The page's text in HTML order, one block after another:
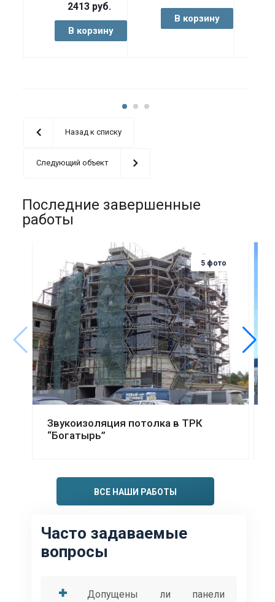
2413 руб.
В корзину
В корзину
Назад к списку
Следующий объект
Последние завершенные
работы
5 фото
Смотреть проект
Звукоизоляция потолка в ТРК
“Богатырь”
ВСЕ НАШИ РАБОТЫ
Часто задаваемые
вопросы
Допущены ли панели